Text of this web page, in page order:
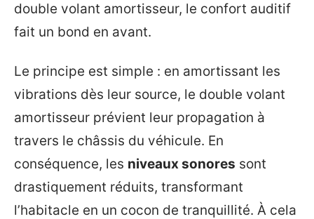
double volant amortisseur, le confort auditif
fait un bond en avant.
Le principe est simple : en amortissant les
vibrations dès leur source, le double volant
amortisseur prévient leur propagation à
travers le châssis du véhicule. En
conséquence, les niveaux sonores sont
drastiquement réduits, transformant
l’habitacle en un cocon de tranquillité. À cela